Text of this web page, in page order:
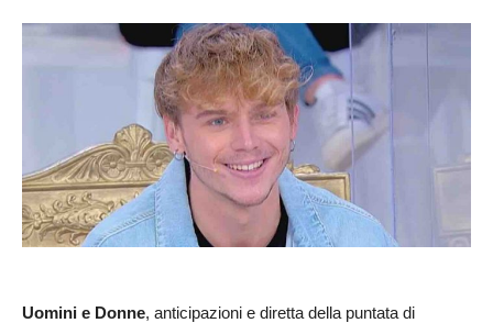
Uomini e Donne, anticipazioni e diretta della puntata di